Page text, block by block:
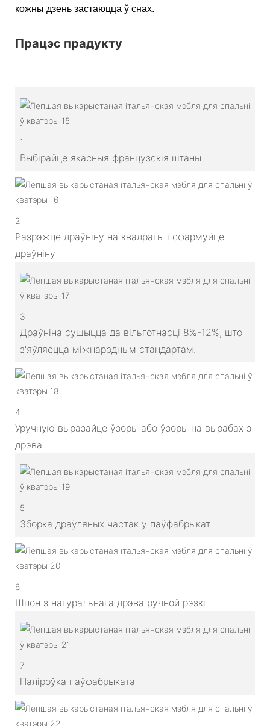
кожны дзень застаюцца ў снах.
Працэс прадукту
1
Выбірайце якасныя французскія штаны
2
Разрэжце драўніну на квадраты і сфармуйце
драўніну
3
Драўніна сушыцца да вільготнасці 8%-12%, што
з'яўляецца міжнародным стандартам.
4
Уручную выразайце ўзоры або ўзоры на вырабах з
дрэва
5
Зборка драўляных частак у паўфабрыкат
6
Шпон з натуральнага дрэва ручной рэзкі
7
Паліроўка паўфабрыката